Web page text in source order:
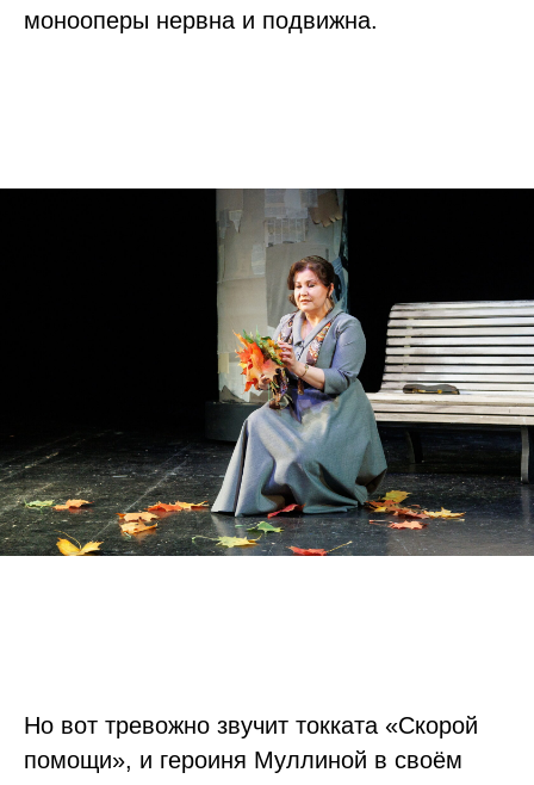
монооперы нервна и подвижна.
Но вот тревожно звучит токката «Скорой
помощи», и героиня Муллиной в своём